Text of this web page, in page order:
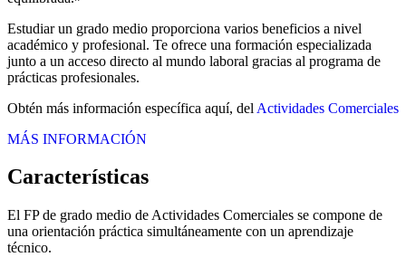
Estudiar un grado medio proporciona varios beneficios a nivel
académico y profesional. Te ofrece una formación especializada
junto a un acceso directo al mundo laboral gracias al programa de
prácticas profesionales.
Obtén más información específica aquí, del Actividades Comerciales
MÁS INFORMACIÓN
Características
El FP de grado medio de Actividades Comerciales se compone de
una orientación práctica simultáneamente con un aprendizaje
técnico.